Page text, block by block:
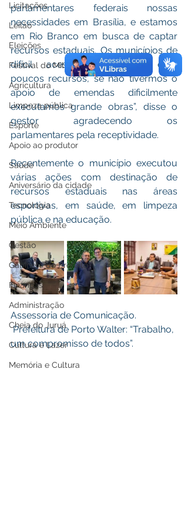
Licitações
Leilão
Eleições
Festival do Milho
Agricultura
Limpeza pública
Esporte
Apoio ao produtor
Saúde
Aniversário da cidade
Tecnologia
Meio Ambiente
Gestão
Gabinete do Prefeito
Finanças
Administração
Cheia do Juruá
Cultura e Lazer
Memória e Cultura
parlamentares federais nossas
necessidades em Brasília, e estamos
em Rio Branco em busca de captar
recursos estaduais. Os municípios de
difícil acesso sobrevivem com
poucos recursos, se não tivermos o
apoio de emendas dificilmente
executamos grande obras”, disse o
gestor agradecendo os
parlamentares pela receptividade.
Recentemente o município executou
várias ações com destinação de
recursos estaduais nas áreas
esportivas, em saúde, em limpeza
pública e na educação.
Assessoria de Comunicação.
Prefeitura de Porto Walter: “Trabalho,
um compromisso de todos”.